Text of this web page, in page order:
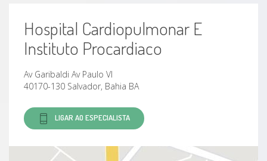
Hospital Cardiopulmonar E
Instituto Procardiaco
Av Garibaldi Av Paulo VI
40170-130 Salvador, Bahia BA
LIGAR AO ESPECIALISTA